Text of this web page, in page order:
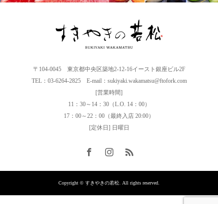
〒104-0045 東京都中央区築地2-12-16イースト銀座ビル2F
TEL：03-6264-2825 E-mail：sukiyaki.wakamatsu@ftofork.com
[営業時間]
11：30～14：30（L.O. 14：00）
17：00～22：00（最終入店 20:00）
[定休日] 日曜日
Copyright © すきやきの若松. All rights reserved.